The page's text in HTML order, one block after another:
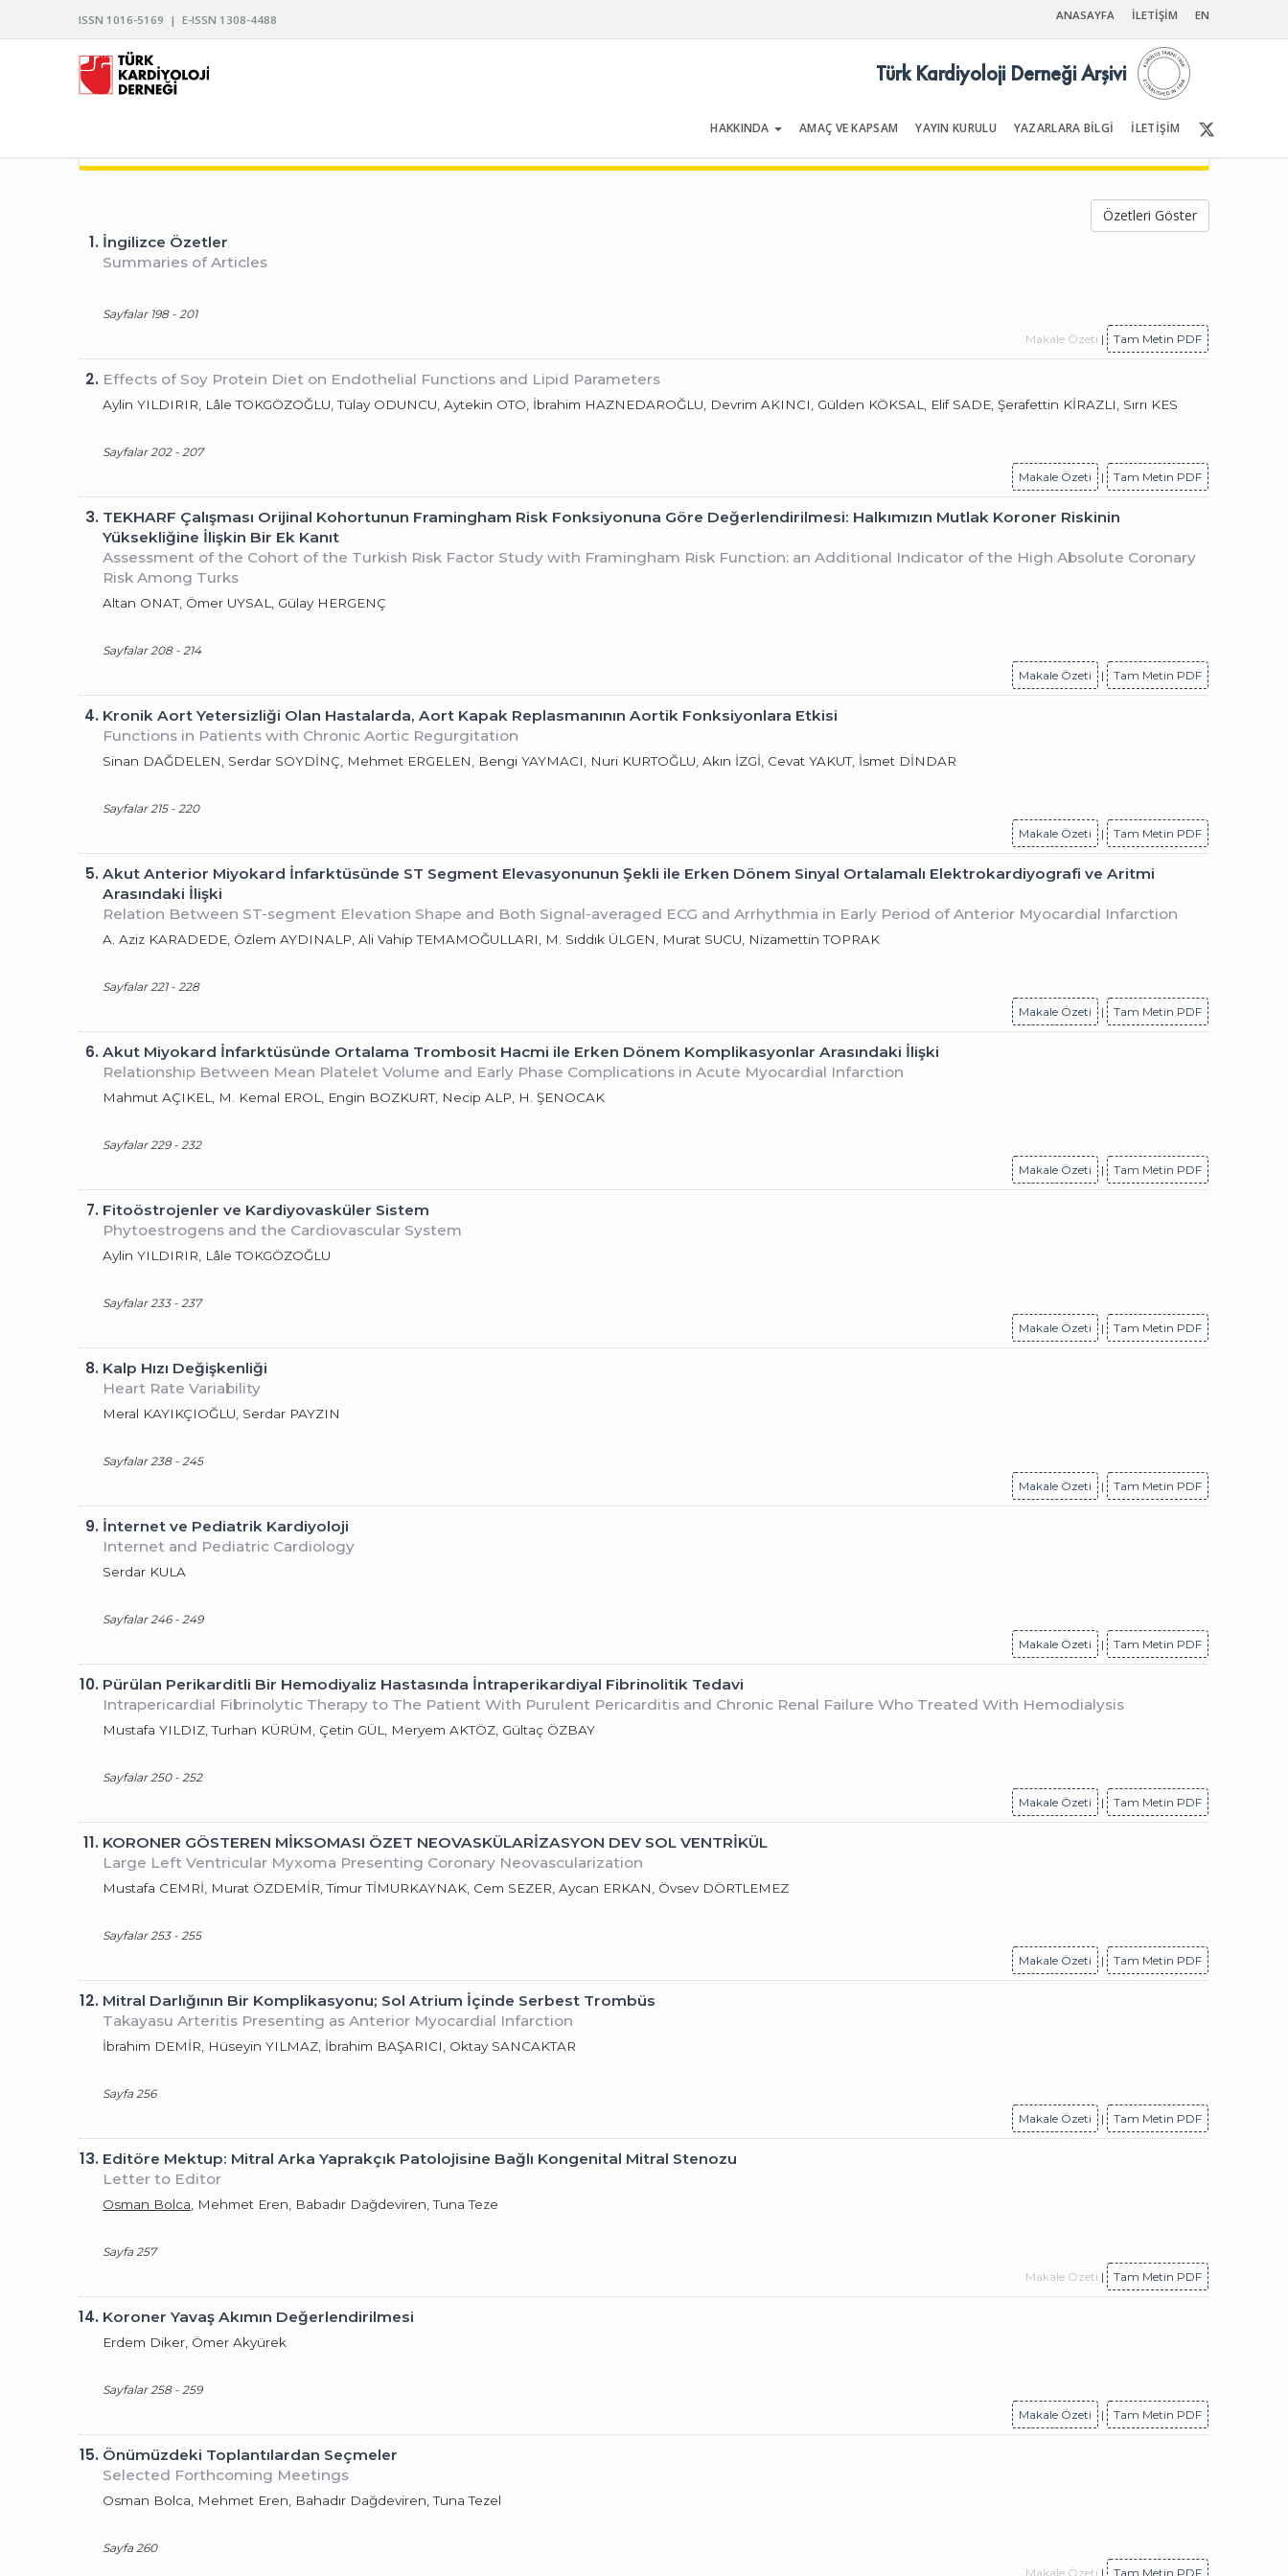
ISSN 1016-5169 | E-ISSN 1308-4488 ANASAYFA İLETİŞİM EN
HAKKINDA AMAÇ VE KAPSAM YAYIN KURULU YAZARLARA BİLGİ İLETİŞİM
Türk Kardiyoloji Derneği Arşivi
Özetleri Göster
1. İngilizce Özetler
Summaries of Articles
Sayfalar 198 - 201
Makale Özeti | Tam Metin PDF
2. Effects of Soy Protein Diet on Endothelial Functions and Lipid Parameters
Aylin YILDIRIR, Lâle TOKGÖZOĞLU, Tülay ODUNCU, Aytekin OTO, İbrahim HAZNEDAROĞLU, Devrim AKINCI, Gülden KÖKSAL, Elif SADE, Şerafettin KİRAZLI, Sırrı KES
Sayfalar 202 - 207
Makale Özeti
| Tam Metin PDF
3. TEKHARF Çalışması Orijinal Kohortunun Framingham Risk Fonksiyonuna Göre Değerlendirilmesi: Halkımızın Mutlak Koroner Riskinin
Yüksekliğine İlişkin Bir Ek Kanıt
Assessment of the Cohort of the Turkish Risk Factor Study with Framingham Risk Function: an Additional Indicator of the High Absolute Coronary
Risk Among Turks
Altan ONAT, Ömer UYSAL, Gülay HERGENÇ
Sayfalar 208 - 214
Makale Özeti
| Tam Metin PDF
4. Kronik Aort Yetersizliği Olan Hastalarda, Aort Kapak Replasmanının Aortik Fonksiyonlara Etkisi
Functions in Patients with Chronic Aortic Regurgitation
Sinan DAĞDELEN, Serdar SOYDİNÇ, Mehmet ERGELEN, Bengi YAYMACI, Nuri KURTOĞLU, Akın İZGİ, Cevat YAKUT, İsmet DİNDAR
Sayfalar 215 - 220
Makale Özeti
| Tam Metin PDF
5.Akut Anterior Miyokard İnfarktüsünde ST Segment Elevasyonunun Şekli ile Erken Dönem Sinyal Ortalamalı Elektrokardiyografi ve Aritmi
Arasındaki İlişki
Relation Between ST-segment Elevation Shape and Both Signal-averaged ECG and Arrhythmia in Early Period of Anterior Myocardial Infarction
A. Aziz KARADEDE, Özlem AYDINALP, Ali Vahip TEMAMOĞULLARI, M. Sıddık ÜLGEN, Murat SUCU, Nizamettin TOPRAK
Sayfalar 221 - 228
Makale Özeti
| Tam Metin PDF
6.Akut Miyokard İnfarktüsünde Ortalama Trombosit Hacmi ile Erken Dönem Komplikasyonlar Arasındaki İlişki
Relationship Between Mean Platelet Volume and Early Phase Complications in Acute Myocardial Infarction
Mahmut AÇIKEL, M. Kemal EROL, Engin BOZKURT, Necip ALP, H. ŞENOCAK
Sayfalar 229 - 232
Makale Özeti
| Tam Metin PDF
7. Fitoöstrojenler ve Kardiyovasküler Sistem
Phytoestrogens and the Cardiovascular System
Aylin YILDIRIR, Lâle TOKGÖZOĞLU
Sayfalar 233 - 237
Makale Özeti
| Tam Metin PDF
8. Kalp Hızı Değişkenliği
Heart Rate Variability
Meral KAYIKÇIOĞLU, Serdar PAYZIN
Sayfalar 238 - 245
Makale Özeti
| Tam Metin PDF
9. İnternet ve Pediatrik Kardiyoloji
Internet and Pediatric Cardiology
Serdar KULA
Sayfalar 246 - 249
Makale Özeti
| Tam Metin PDF
10. Pürülan Perikarditli Bir Hemodiyaliz Hastasında İntraperikardiyal Fibrinolitik Tedavi
Intrapericardial Fibrinolytic Therapy to The Patient With Purulent Pericarditis and Chronic Renal Failure Who Treated With Hemodialysis
Mustafa YILDIZ, Turhan KÜRÜM, Çetin GÜL, Meryem AKTÖZ, Gültaç ÖZBAY
Sayfalar 250 - 252
Makale Özeti
| Tam Metin PDF
11. KORONER GÖSTEREN MİKSOMASI ÖZET NEOVASKÜLARİZASYON DEV SOL VENTRİKÜL
Large Left Ventricular Myxoma Presenting Coronary Neovascularization
Mustafa CEMRİ, Murat ÖZDEMİR, Timur TİMURKAYNAK, Cem SEZER, Aycan ERKAN, Övsev DÖRTLEMEZ
Sayfalar 253 - 255
Makale Özeti
| Tam Metin PDF
12. Mitral Darlığının Bir Komplikasyonu; Sol Atrium İçinde Serbest Trombüs
Takayasu Arteritis Presenting as Anterior Myocardial Infarction
İbrahim DEMİR, Hüseyin YILMAZ, İbrahim BAŞARICI, Oktay SANCAKTAR
Sayfa 256
Makale Özeti
| Tam Metin PDF
13. Editöre Mektup: Mitral Arka Yaprakçık Patolojisine Bağlı Kongenital Mitral Stenozu
Letter to Editor
Osman Bolca , Mehmet Eren, Babadır Dağdeviren, Tuna Teze
Sayfa 257
Makale Özeti | Tam Metin PDF
14. Koroner Yavaş Akımın Değerlendirilmesi
Erdem Diker, Ömer Akyürek
Sayfalar 258 - 259
Makale Özeti
| Tam Metin PDF
15. Önümüzdeki Toplantılardan Seçmeler
Selected Forthcoming Meetings
Osman Bolca, Mehmet Eren, Bahadır Dağdeviren, Tuna Tezel
Sayfa 260
Makale Özeti | Tam Metin PDF